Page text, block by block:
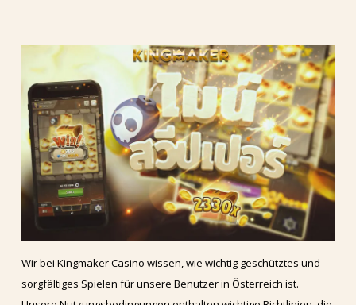
Wir bei Kingmaker Casino wissen, wie wichtig geschütztes und
sorgfältiges Spielen für unsere Benutzer in Österreich ist.